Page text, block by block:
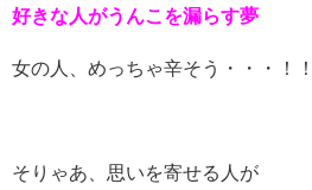
好きな人がうんこを漏らす夢
女の人、めっちゃ辛そう・・・！
そりゃあ、思いを寄せる人が